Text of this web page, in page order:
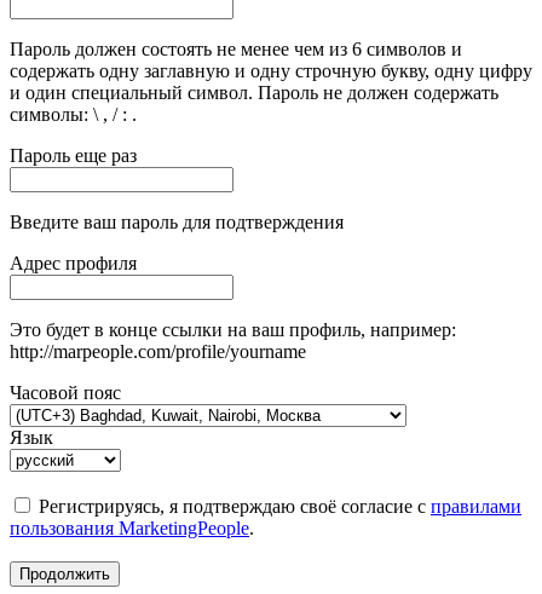
Пароль должен состоять не менее чем из 6 символов и
содержать одну заглавную и одну строчную букву, одну цифру
и один специальный символ. Пароль не должен содержать
символы: \ , / : .
Пароль еще раз
Введите ваш пароль для подтверждения
Адрес профиля
Это будет в конце ссылки на ваш профиль, например:
http://marpeople.com/profile/yourname
Часовой пояс
Язык
Регистрируясь, я подтверждаю своё согласие с правилами
пользования MarketingPeople.
Продолжить